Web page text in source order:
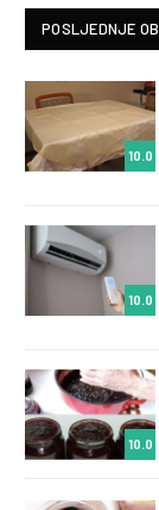
POSLJEDNJE
10.0
10.0
10.0